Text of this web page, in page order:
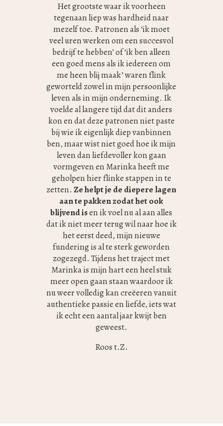
Het grootste waar ik voorheen
tegenaan liep was hardheid naar
mezelf toe. Patronen als ‘ik moet
veel uren werken om een succesvol
bedrijf te hebben’ of ‘ik ben alleen
een goed mens als ik iedereen om
me heen blij maak’ waren flink
geworteld zowel in mijn persoonlijke
leven als in mijn onderneming. Ik
voelde al langere tijd dat dit anders
kon en dat deze patronen niet paste
bij wie ik eigenlijk diep vanbinnen
ben, maar wist niet goed hoe ik mijn
leven dan liefdevoller kon gaan
vormgeven en Marinka heeft me
geholpen hier flinke stappen in te
zetten.Ze helpt je de diepere lagen
aan te pakken zodat het ook
blijvend isen ik voel nu al aan alles
dat ik niet meer terug wil naar hoe ik
het eerst deed, mijn nieuwe
fundering is al te sterk geworden
zogezegd. Tijdens het traject met
Marinka is mijn hart een heel stuk
meer open gaan staan waardoor ik
nu weer volledig kan creëeren vanuit
authentieke passie en liefde, iets wat
ik echt een aantal jaar kwijt ben
geweest.
Roos t.Z.